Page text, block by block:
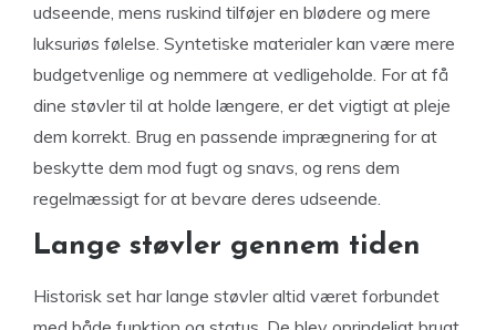
udseende, mens ruskind tilføjer en blødere og mere
luksuriøs følelse. Syntetiske materialer kan være mere
budgetvenlige og nemmere at vedligeholde. For at få
dine støvler til at holde længere, er det vigtigt at pleje
dem korrekt. Brug en passende imprægnering for at
beskytte dem mod fugt og snavs, og rens dem
regelmæssigt for at bevare deres udseende.
Lange støvler gennem tiden
Historisk set har lange støvler altid været forbundet